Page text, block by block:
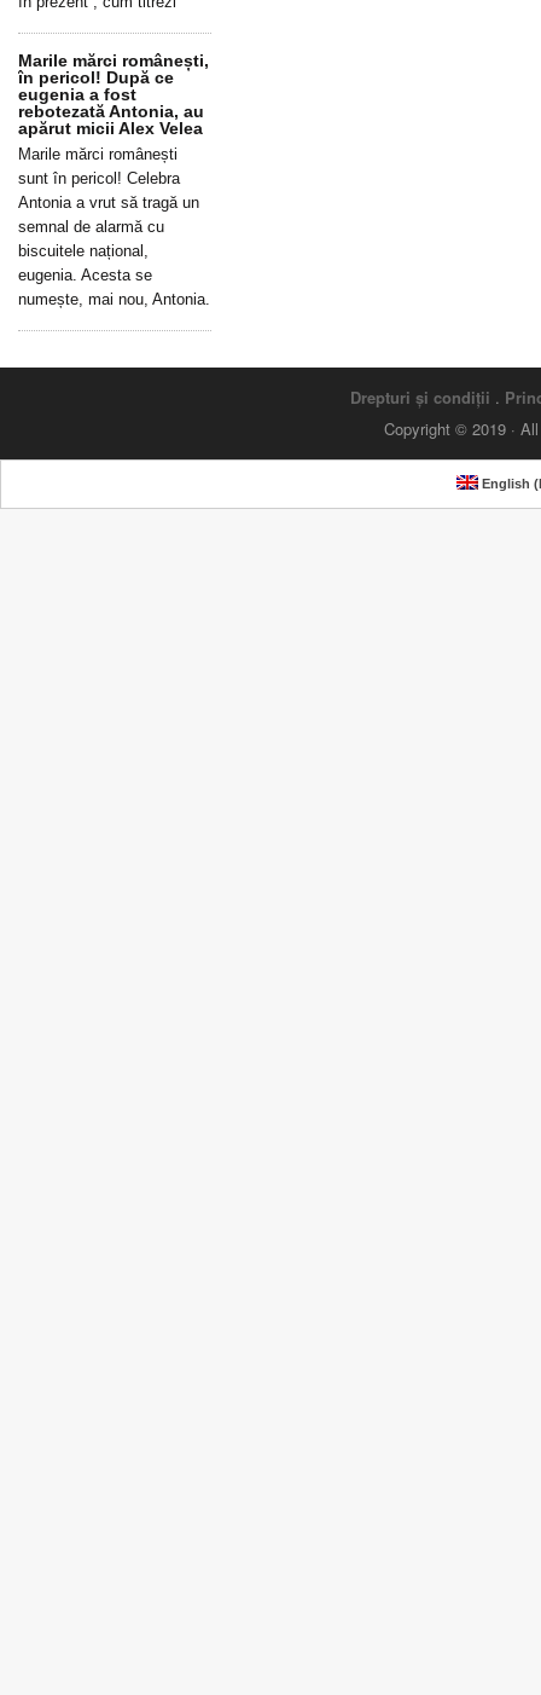
Marile mărci românești,
în pericol! După ce
eugenia a fost
rebotezată Antonia, au
apărut micii Alex Velea
Marile mărci românești
sunt în pericol! Celebra
Antonia a vrut să tragă un
semnal de alarmă cu
biscuitele național,
eugenia. Acesta se
numește, mai nou, Antonia.
Drepturi și condiții .
Copyright © 2019 ·
English (